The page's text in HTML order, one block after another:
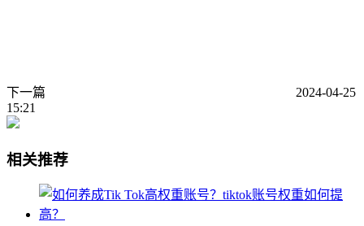
下一篇
2024-04-25
15:21
相关推荐